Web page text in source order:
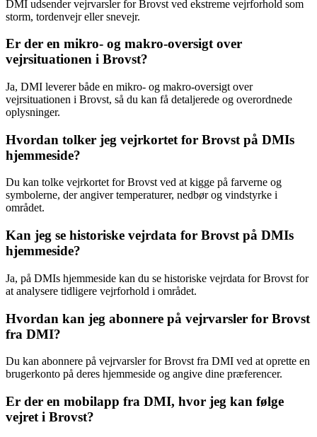
DMI udsender vejrvarsler for Brovst ved ekstreme vejrforhold som
storm, tordenvejr eller snevejr.
Er der en mikro- og makro-oversigt over
vejrsituationen i Brovst?
Ja, DMI leverer både en mikro- og makro-oversigt over
vejrsituationen i Brovst, så du kan få detaljerede og overordnede
oplysninger.
Hvordan tolker jeg vejrkortet for Brovst på DMIs
hjemmeside?
Du kan tolke vejrkortet for Brovst ved at kigge på farverne og
symbolerne, der angiver temperaturer, nedbør og vindstyrke i
området.
Kan jeg se historiske vejrdata for Brovst på DMIs
hjemmeside?
Ja, på DMIs hjemmeside kan du se historiske vejrdata for Brovst for
at analysere tidligere vejrforhold i området.
Hvordan kan jeg abonnere på vejrvarsler for Brovst
fra DMI?
Du kan abonnere på vejrvarsler for Brovst fra DMI ved at oprette en
brugerkonto på deres hjemmeside og angive dine præferencer.
Er der en mobilapp fra DMI, hvor jeg kan følge
vejret i Brovst?